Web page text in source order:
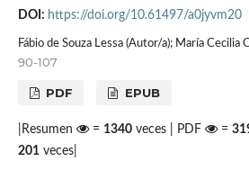
DOI: https://doi.org/10.61497/a0jyvm20
Fábio de Souza Lessa (Autor/a); María Cecilia
90-107
PDF EPUB
|Resumen = 1340veces | PDF =
201veces|